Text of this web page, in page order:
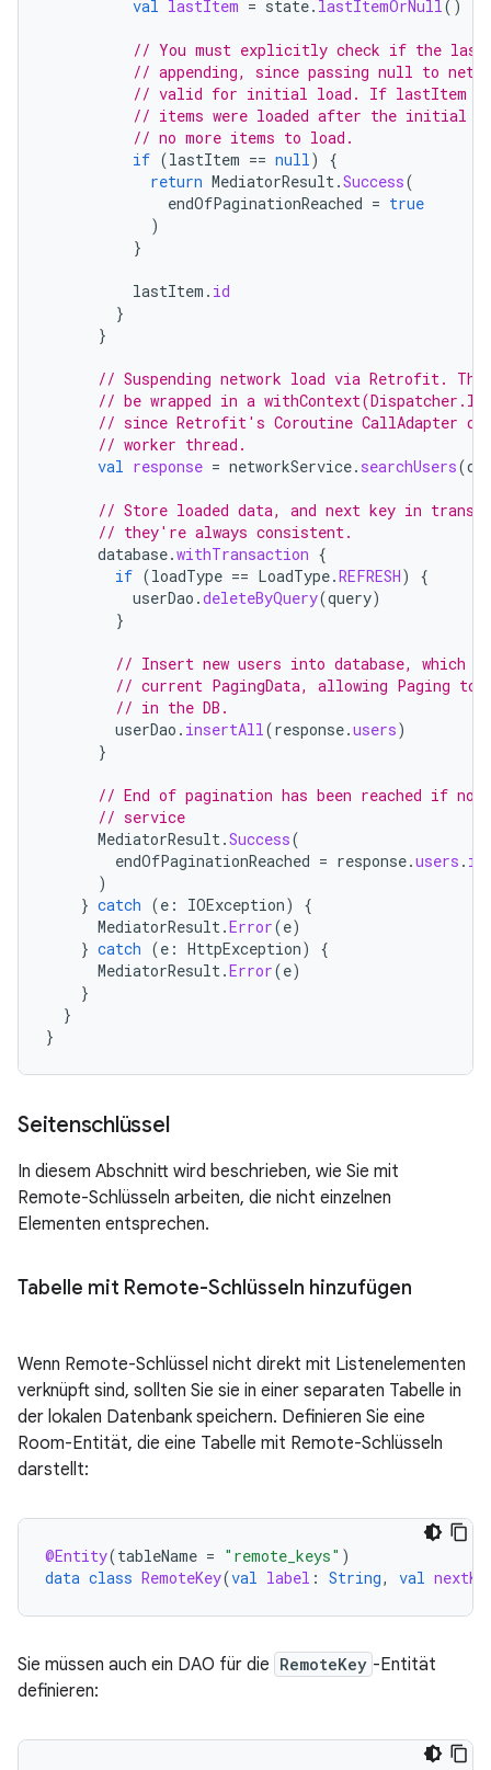
val lastItem = state. lastItemOrNull ()
// You must explicitly check if the last
// appending, since passing null to
// valid for initial load. If lastItem is
// items were loaded after the initial
// no more items to load.
if (lastItem == null )
{
return MediatorResult .Success(
endOfPaginationReached = true
)
}
lastItem . id
}
}
// Suspending network load via Retrofit.
// be wrapped in a
// since Retrofit's Coroutine CallAdapter
// worker thread.
val response = networkService. searchUsers(
// Store loaded data, and next key in
// they're always consistent.
database.withTransaction {
if (loadType == LoadType.REFRESH)
{
userDao .deleteByQuery(query)
}
// Insert new users into database, which
// current PagingData, allowing Paging to
// in the DB.
userDao . insertAll (response.users)
}
// End of pagination has been reached if no
// service
MediatorResult .Success(
endOfPaginationReached = response.users .
)
} catch (e : IOException)
{
MediatorResult .Error(e)
} catch (e : HttpException)
{
MediatorResult .Error(e)
}
}
}
Seitenschlüssel
In diesem Abschnitt wird beschrieben, wie Sie mit
Remote-Schlüsseln arbeiten, die nicht einzelnen
Elementen entsprechen.
Tabelle mit Remote-Schlüsseln hinzufügen
Wenn Remote-Schlüssel nicht direkt mit Listenelementen
verknüpft sind, sollten Sie sie in einer separaten Tabelle in
der lokalen Datenbank speichern. Definieren Sie eine
Room-Entität, die eine Tabelle mit Remote-Schlüsseln
darstellt:
@Entity(tableName = "remote_keys" )
data class RemoteKey(val label : String, val
Sie müssen auch ein DAO für die RemoteKey -Entität
definieren: